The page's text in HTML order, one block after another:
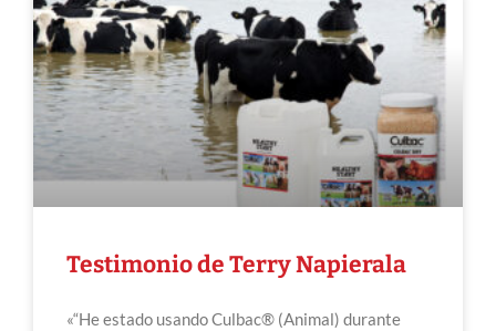
Testimonio de Terry Napierala
«“He estado usando Culbac® (Animal) durante